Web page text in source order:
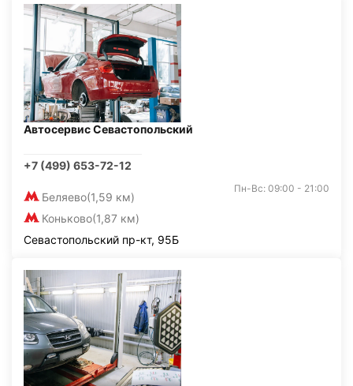
Автосервис Севастопольский
+7 (499) 653-72-12
Беляево(1,59 км)
Коньково(1,87 км)
Пн-Вс: 09:00 - 21:00
Севастопольский пр-кт, 95Б